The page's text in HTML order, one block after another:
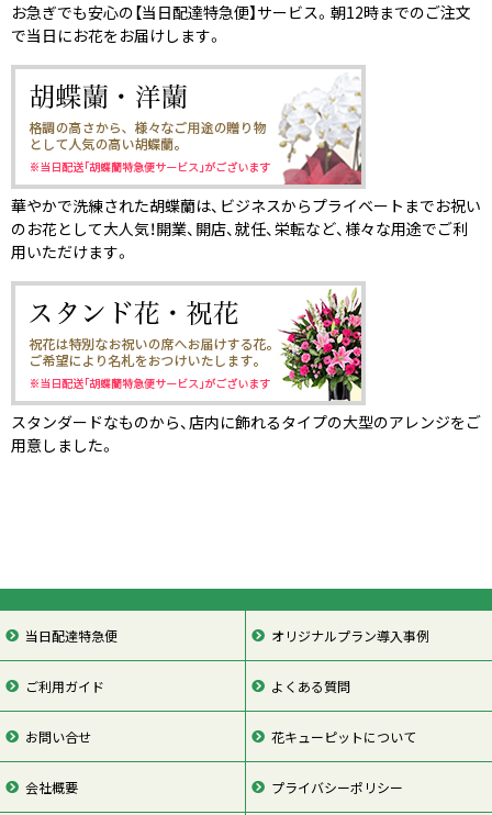
お急ぎでも安心の【当日配達特急便】サービス。朝12時までのご注文
で当日にお花をお届けします。
華やかで洗練された胡蝶蘭は、ビジネスからプライベートまでお祝い
のお花として大人気！開業、開店、就任、栄転など、様々な用途でご利
用いただけます。
スタンダードなものから、店内に飾れるタイプの大型のアレンジをご
用意しました。
当日配達特急便 オリジナルプラン導入事例
ご利用ガイド よくある質問
お問い合せ 花キューピットについて
会社概要 プライバシーポリシー